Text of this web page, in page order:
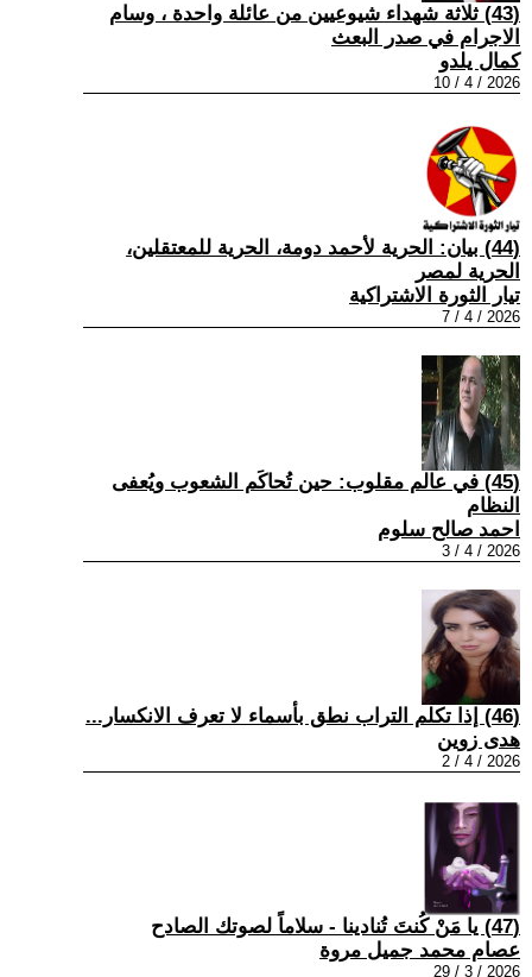
(43) ثلاثة شهداء شيوعيين من عائلة واحدة ، وسام
الاجرام في صدر البعث
كمال يلدو
2026 / 4 / 10
(44) بيان: الحرية لأحمد دومة، الحرية للمعتقلين،
الحرية لمصر
تيار الثورة الاشتراكية
2026 / 4 / 7
(45) في عالم مقلوب: حين تُحاكَم الشعوب ويُعفى
النظام
احمد صالح سلوم
2026 / 4 / 3
(46) إذا تكلم التراب نطق بأسماء لا تعرف الانكسار...
هدى زوين
2026 / 4 / 2
(47) يا مَنْ كُنتَ تُنادينا - سلاماً لصوتك الصادح
عصام محمد جميل مروة
2026 / 3 / 29